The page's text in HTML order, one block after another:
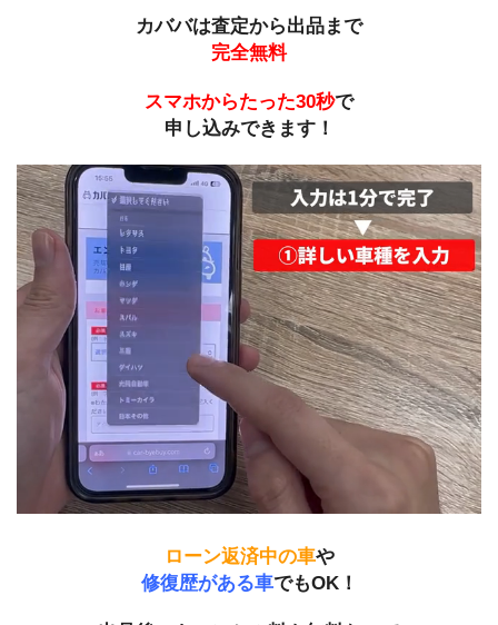
カババは査定から出品まで
完全無料
スマホからたった30秒で
申し込みできます！
ローン返済中の車や
修復歴がある車でもOK！